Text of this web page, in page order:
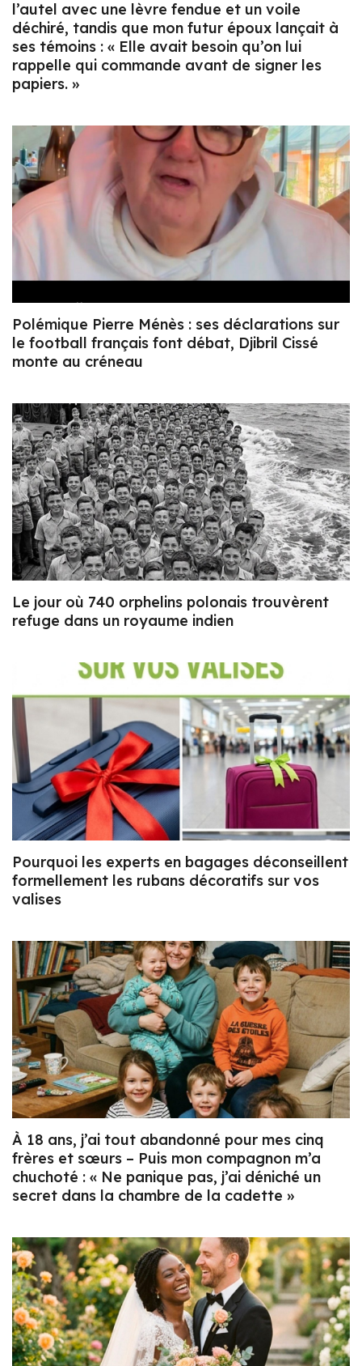
l’autel avec une lèvre fendue et un voile
déchiré, tandis que mon futur époux lançait à
ses témoins : « Elle avait besoin qu’on lui
rappelle qui commande avant de signer les
papiers. »
Polémique Pierre Ménès : ses déclarations sur
le football français font débat, Djibril Cissé
monte au créneau
Le jour où 740 orphelins polonais trouvèrent
refuge dans un royaume indien
Pourquoi les experts en bagages déconseillent
formellement les rubans décoratifs sur vos
valises
À 18 ans, j’ai tout abandonné pour mes cinq
frères et sœurs – Puis mon compagnon m’a
chuchoté : « Ne panique pas, j’ai déniché un
secret dans la chambre de la cadette »